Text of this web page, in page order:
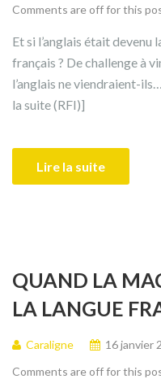
Comments are off for this
Et si l’anglais était devenu
français ? De challenge à
l’anglais ne viendraient-
la suite (RFI)]
Lire la suite
QUAND LA
LA LANGUE
Caraligne 16 janvier
Comments are off for this